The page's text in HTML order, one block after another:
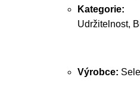
Kategorie:
Udržitelnost,
Výrobce: